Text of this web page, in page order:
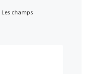
Les champs